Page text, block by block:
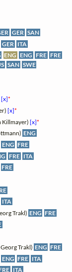
GER SAN
GER ITA
ENG ENG FRE FRE
SAN SWE
[x]*
[x]*
Killmayer) [x]*
ENG
ENG FRE
FRE ITA
FRE
ITA
Trakl) ENG FRE
Trakl) ENG FRE
ENG FRE ITA
ITA